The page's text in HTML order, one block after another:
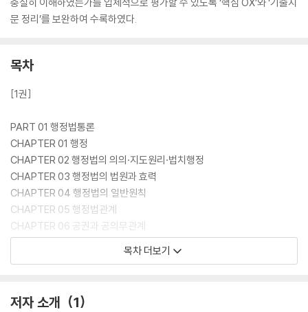
문 정리’를 보완하여 수록하였다.
목차
[1권]
PART 01 행정법통론
CHAPTER 01 행정
CHAPTER 02 행정법의 의의·지도원리·법치행정
CHAPTER 03 행정법의 법원과 효력
CHAPTER 04 행정법의 일반원칙
CHAPTER 05 행정법관계
CHAPTER 06 공권과 공의무관계
CHAPTER 07 특별권력관계
CHAPTER 08 행정법관계에 대한 사법규정의 적용
목차 더보기
저자 소개 1